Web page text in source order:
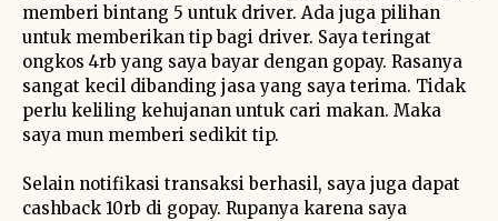
memberi bintang 5 untuk driver. Ada juga pilihan
untuk memberikan tip bagi driver. Saya teringat
ongkos 4rb yang saya bayar dengan gopay. Rasanya
sangat kecil dibanding jasa yang saya terima. Tidak
perlu keliling kehujanan untuk cari makan. Maka
saya mun memberi sedikit tip.
Selain notifikasi transaksi berhasil, saya juga dapat
cashback 10rb di gopay. Rupanya karena saya